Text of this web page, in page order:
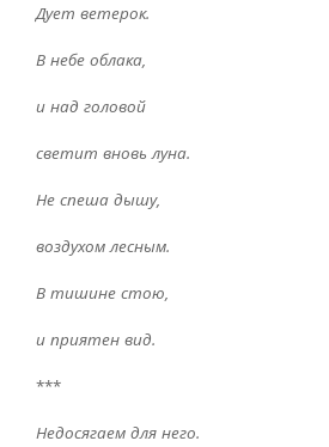
Дует ветерок.
В небе облака,
и над головой
светит вновь луна.
Не спеша дышу,
воздухом лесным.
В тишине стою,
и приятен вид.
***
Недосягаем для него.